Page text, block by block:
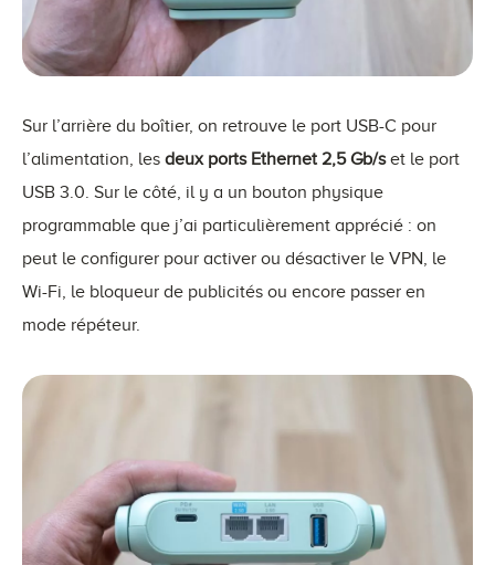
Sur l’arrière du boîtier, on retrouve le port USB-C pour
l’alimentation, les deux ports Ethernet 2,5 Gb/set le port
USB 3.0. Sur le côté, il y a un bouton physique
programmable que j’ai particulièrement apprécié : on
peut le configurer pour activer ou désactiver le VPN, le
Wi-Fi, le bloqueur de publicités ou encore passer en
mode répéteur.